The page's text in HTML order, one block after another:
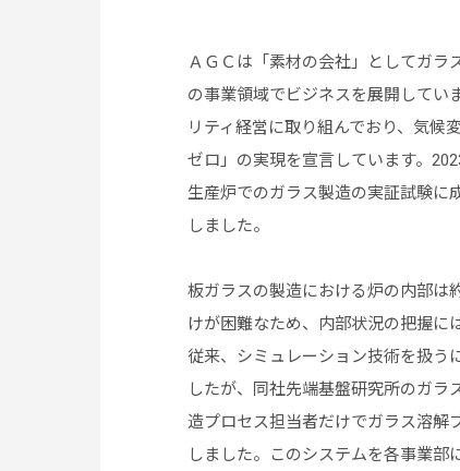
ＡＧＣは「素材の会社」としてガラ
の事業領域でビジネスを展開してい
リティ経営に取り組んでおり、気候
ゼロ」の実現を宣言しています。
生産炉でのガラス製造の実証試験に
しました。
板ガラスの製造における炉の内部は
けが困難なため、内部状況の把握に
従来、シミュレーション技術を扱う
したが、同社先端基盤研究所のガ
造プロセス担当者だけでガラス溶解
しました。このシステムを各事業部